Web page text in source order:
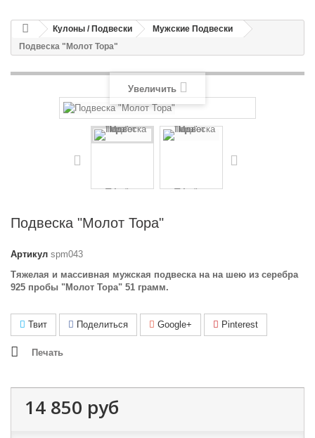
Кулоны / Подвески
Мужские Подвески
Подвеска "Молот Тора"
Увеличить
Подвеска "Молот Тора"
Артикул spm043
Тяжелая и массивная мужская подвеска на на шею из серебра
925 пробы "Молот Тора" 51 грамм.
Твит Поделиться Google+ Pinterest
Печать
14 850 руб